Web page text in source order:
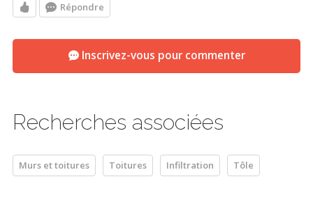
Répondre
Inscrivez-vous pour commenter
Recherches associées
Murs et toitures Toitures Infiltration Tôle